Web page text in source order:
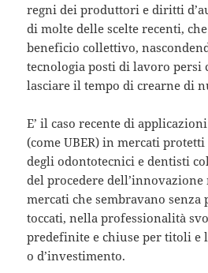
regni dei produttori e diritti
di molte delle scelte recenti,
beneficio collettivo,
tecnologia posti di lavoro persi
lasciare il tempo di crearne di
E’ il caso recente di
(come UBER) in mercati
degli odontotecnici e dentisti
del procedere
mercati che sembravano senza
toccati, nella professionalità
predefinite e chiuse per titoli e
o d’investimento.